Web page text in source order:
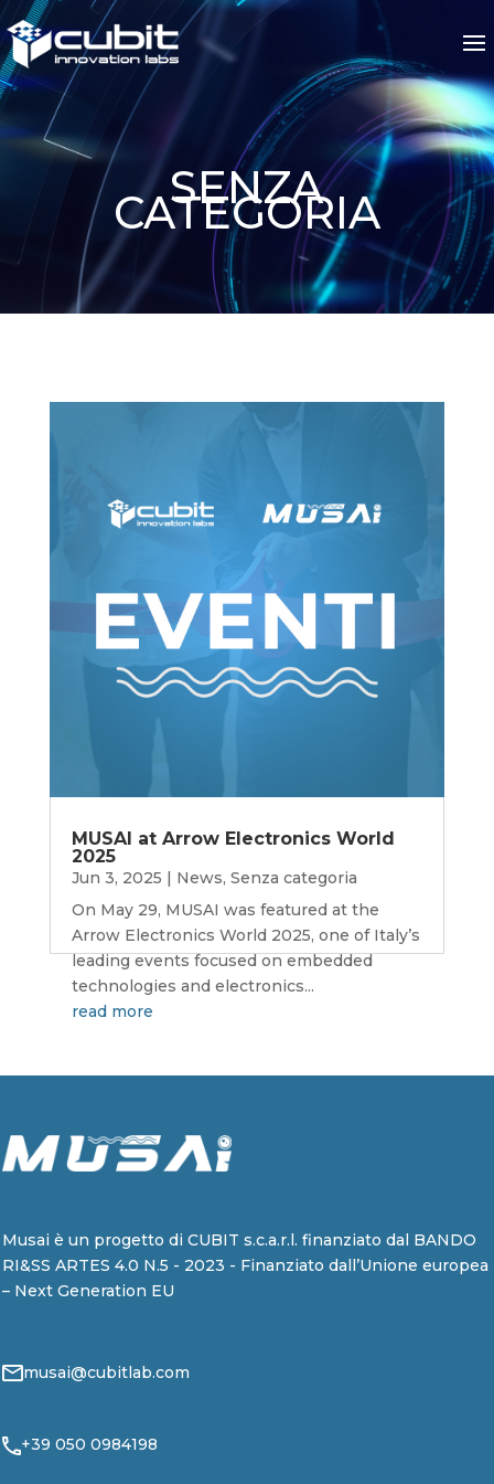
Senza categoria
SENZA
CATEGORIA
MUSAI at Arrow Electronics World
2025
Jun 3, 2025 News, Senza categoria
On May 29, MUSAI was featured at the
Arrow Electronics World 2025, one of Italy’s
leading events focused on embedded
technologies and electronics...
read more
Musai è un progetto di CUBIT s.c.a.r.l. finanziato dal BANDO
RI&SS ARTES 4.0 N.5 - 2023 - Finanziato dall’Unione europea
– Next Generation EU
musai@cubitlab.com
+39 050 0984198